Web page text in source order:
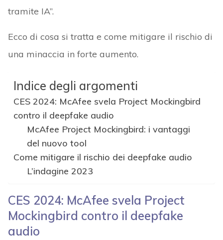
tramite IA”.
Ecco di cosa si tratta e come mitigare il rischio di
una minaccia in forte aumento.
Indice degli argomenti
CES 2024: McAfee svela Project Mockingbird
contro il deepfake audio
McAfee Project Mockingbird: i vantaggi
del nuovo tool
Come mitigare il rischio dei deepfake audio
L’indagine 2023
CES 2024: McAfee svela Project
Mockingbird contro il deepfake
audio